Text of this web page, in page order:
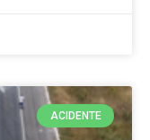
ACIDENTE